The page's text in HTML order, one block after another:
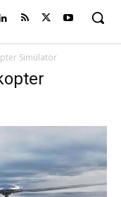
Simülatör